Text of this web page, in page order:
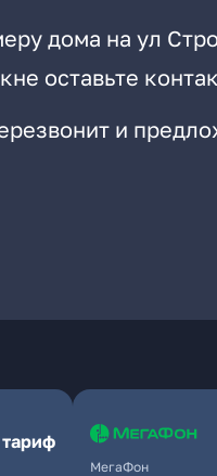
дома на ул
оставьте
и
тариф
МегаФон